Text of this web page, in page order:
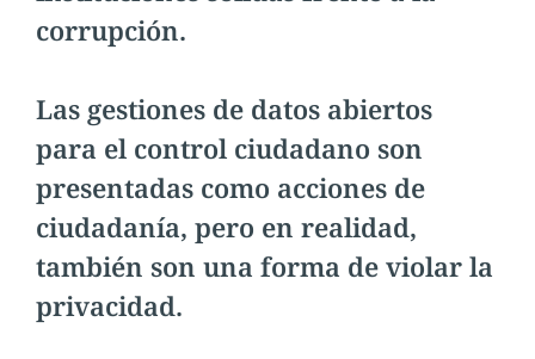
corrupción.
Las gestiones de datos abiertos
para el control ciudadano son
presentadas como acciones de
ciudadanía, pero en realidad,
también son una forma de violar la
privacidad.